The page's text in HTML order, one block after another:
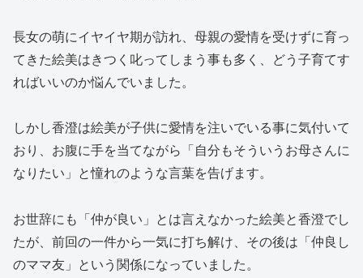
長女の萌にイヤイヤ期が訪れ、母親の愛情を受けずに育っ
てきた絵美はきつく叱ってしまう事も多く、どう子育てす
ればいいのか悩んでいました。
しかし香澄は絵美が子供に愛情を注いでいる事に気付いて
おり、お腹に手を当てながら「自分もそういうお母さんに
なりたい」と憧れのような言葉を告げます。
お世辞にも「仲が良い」とは言えなかった絵美と香澄でし
たが、前回の一件から一気に打ち解け、その後は「仲良し
のママ友」という関係になっていました。